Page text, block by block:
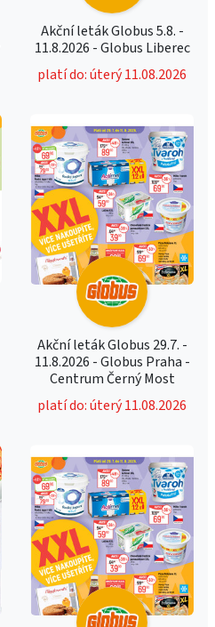
Akční leták Globus 5.8. -
11.8.2026 - Globus Liberec
platí do: úterý 11.08.2026
Akční leták Globus 29.7. -
11.8.2026 - Globus Praha -
Centrum Černý Most
platí do: úterý 11.08.2026